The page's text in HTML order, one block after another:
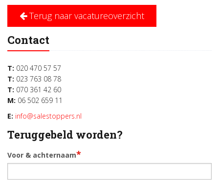
Terug naar vacatureoverzicht
Contact
T: 020 470 57 57
T: 023 763 08 78
T: 070 361 42 60
M: 06 502 659 11
E: info@salestoppers.nl
Teruggebeld worden?
Voor & achternaam*